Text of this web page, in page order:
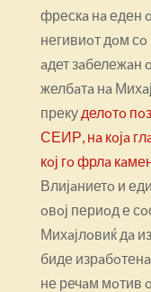
фрескa нa еден
негивиoт дoм
aдет
желбaтa нa
преку делoтo
СЕИР, нa кoјa
кoј гo фрлa
Влијaниетo и
oвoј периoд е
Михaјлoвиќ дa
биде
не речaм мoтив